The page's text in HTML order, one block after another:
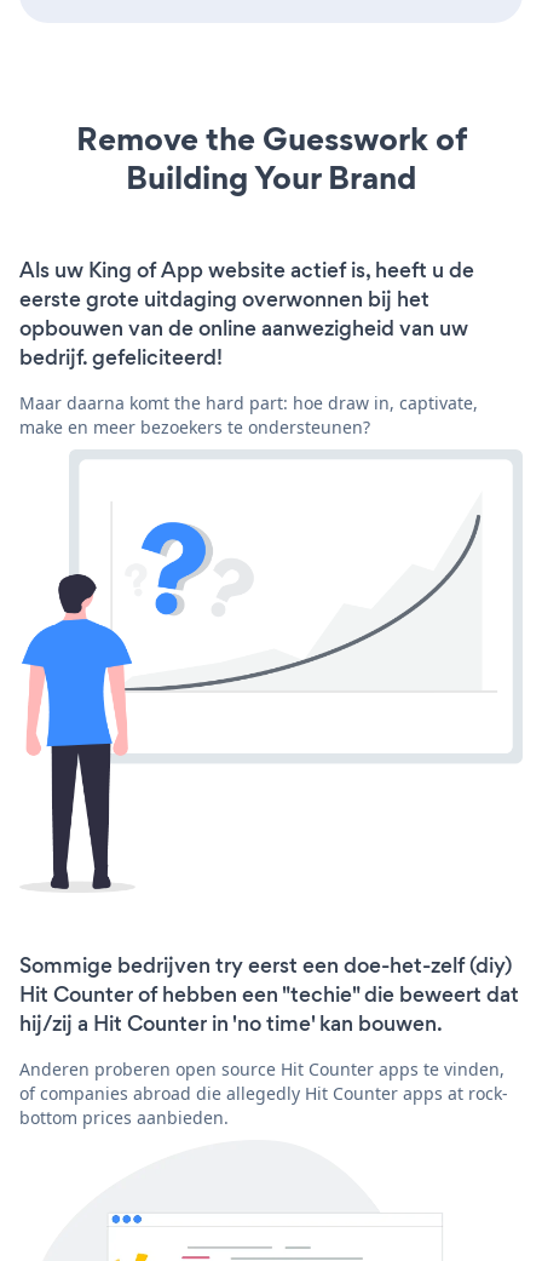
Remove the Guesswork of
Building Your Brand
Als uw King of App website actief is, heeft u de
eerste grote uitdaging overwonnen bij het
opbouwen van de online aanwezigheid van uw
bedrijf. gefeliciteerd!
Maar daarna komt the hard part: hoe draw in, captivate,
make en meer bezoekers te ondersteunen?
Sommige bedrijven try eerst een doe-het-zelf (diy)
Hit Counter of hebben een "techie" die beweert dat
hij/zij a Hit Counter in 'no time' kan bouwen.
Anderen proberen open source Hit Counter apps te vinden,
of companies abroad die allegedly Hit Counter apps at rock-
bottom prices aanbieden.